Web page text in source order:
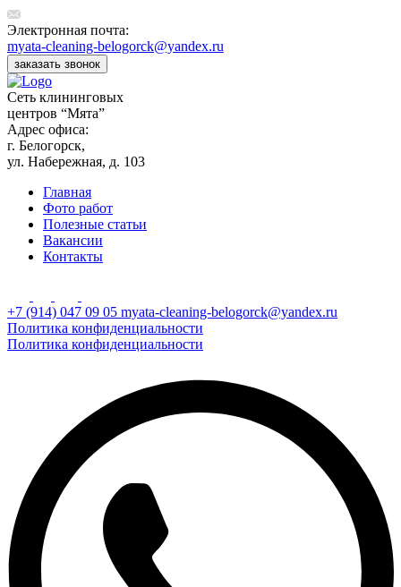
Электронная почта:
myata-cleaning-belogorck@yandex.ru
заказать звонок
Сеть клининговых
центров “Мята”
Адрес офиса:
г. Белогорск,
ул. Набережная, д. 103
Главная
Фото работ
Полезные статьи
Вакансии
Контакты
+7 (914) 047 09 05 myata-cleaning-belogorck@yandex.ru
Политика конфиденциальности
Политика конфиденциальности